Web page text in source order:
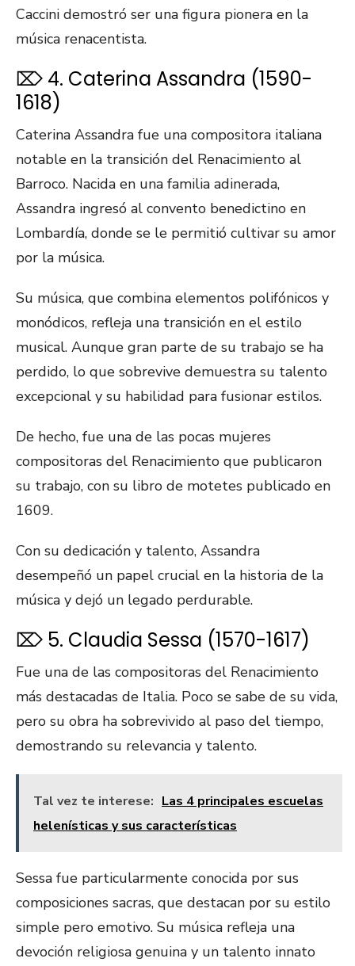
Caccini demostró ser una figura pionera en la
música renacentista.
⌦ 4. Caterina Assandra (1590-
1618)
Caterina Assandra fue una compositora italiana
notable en la transición del Renacimiento al
Barroco. Nacida en una familia adinerada,
Assandra ingresó al convento benedictino en
Lombardía, donde se le permitió cultivar su amor
por la música.
Su música, que combina elementos polifónicos y
monódicos, refleja una transición en el estilo
musical. Aunque gran parte de su trabajo se ha
perdido, lo que sobrevive demuestra su talento
excepcional y su habilidad para fusionar estilos.
De hecho, fue una de las pocas mujeres
compositoras del Renacimiento que publicaron
su trabajo, con su libro de motetes publicado en
1609.
Con su dedicación y talento, Assandra
desempeñó un papel crucial en la historia de la
música y dejó un legado perdurable.
⌦ 5. Claudia Sessa (1570-1617)
Fue una de las compositoras del Renacimiento
más destacadas de Italia. Poco se sabe de su vida,
pero su obra ha sobrevivido al paso del tiempo,
demostrando su relevancia y talento.
Tal vez te interese: Las 4 principales escuelas
helenísticas y sus características
Sessa fue particularmente conocida por sus
composiciones sacras, que destacan por su estilo
simple pero emotivo. Su música refleja una
devoción religiosa genuina y un talento innato